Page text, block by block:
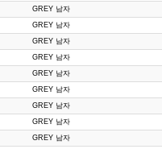
GREY 남자
GREY 남자
GREY 남자
GREY 남자
GREY 남자
GREY 남자
GREY 남자
GREY 남자
GREY 남자